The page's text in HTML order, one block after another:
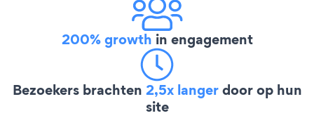
200% growth in engagement
Bezoekers brachten 2,5x langerdoor op hun
site